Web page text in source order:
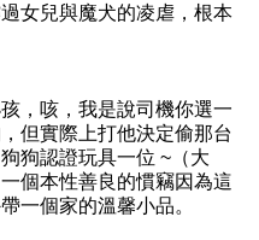
女兒與魔犬的凌虐，根本
，咳，我是說司機你選一
但實際上打他決定偷那台
狗認證玩具一位 ~（大
個本性善良的慣竊因為這
一個家的溫馨小品。